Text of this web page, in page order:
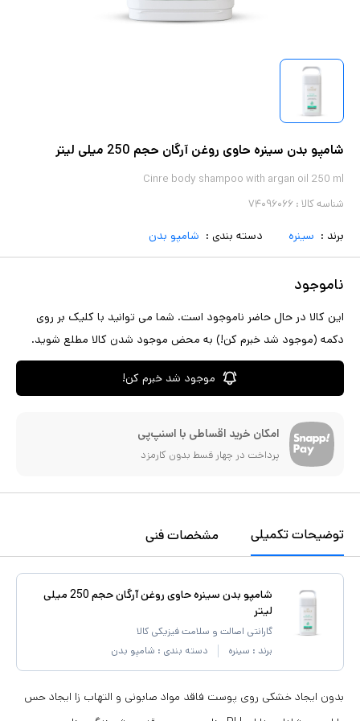
شامپو بدن سینره حاوی روغن آرگان حجم 250 میلی لیتر
Cinre body shampoo with argan oil 250 ml
شناسه کالا : ۷۴۰۹۶۰۶۶
برند : سینره دسته بندی : شامپو بدن
ناموجود
این کالا در حال حاضر ناموجود است. شما می توانید با کلیک بر روی
دکمه (موجود شد خبرم کن!) به محض موجود شدن کالا مطلع شوید.
موجود شد خبرم کن!
امکان خرید اقساطی با اسنپ‌پی
پرداخت در چهار قسط بدون کارمزد
توضیحات تکمیلی مشخصات فنی
شامپو بدن سینره حاوی روغن آرگان حجم 250 میلی
لیتر
گارانتی اصالت و سلامت فیزیکی کالا
برند : سینره دسته بندی : شامپو بدن
بدون ایجاد خشکی روی پوست فاقد مواد صابونی و التهاب زا ایجاد حس